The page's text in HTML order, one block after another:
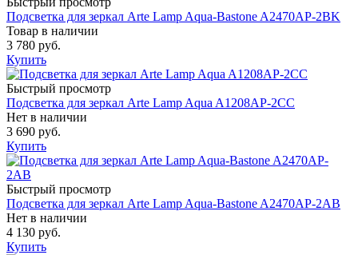
Подсветка для зеркал Arte Lamp Aqua-Bastone A2470AP-2BK
Товар в наличии
3 780 руб.
Купить
Быстрый просмотр
Подсветка для зеркал Arte Lamp Aqua A1208AP-2CC
Нет в наличии
3 690 руб.
Купить
Быстрый просмотр
Подсветка для зеркал Arte Lamp Aqua-Bastone A2470AP-2AB
Нет в наличии
4 130 руб.
Купить